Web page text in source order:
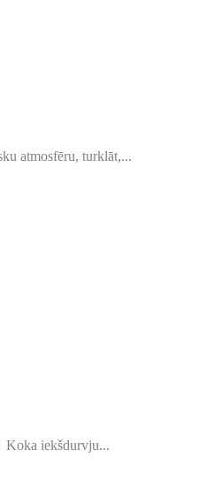
atmosfēru, turklāt,...
Koka iekšdurvju...